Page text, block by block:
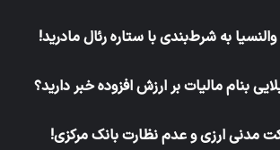
والنسیا به شرط‌بندی با ستاره رئال مادرید!
بنام مالیات بر ارزش افزوده خبر دارید؟
مدنی ارزی و عدم نظارت بانک مرکزی!